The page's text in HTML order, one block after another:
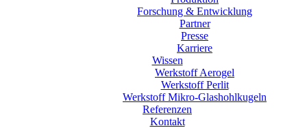
Forschung & Entwicklung
Partner
Presse
Karriere
Wissen
Werkstoff Aerogel
Werkstoff Perlit
Werkstoff Mikro-Glashohlkugeln
Referenzen
Kontakt